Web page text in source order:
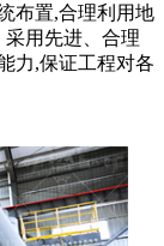
布置,合理利用地
用先进、合理
力,保证工程对各